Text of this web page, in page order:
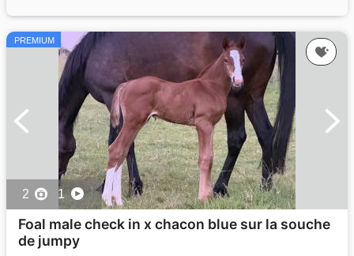
PREMIUM
2 1
Foal male check in x chacon blue sur la souche
de jumpy